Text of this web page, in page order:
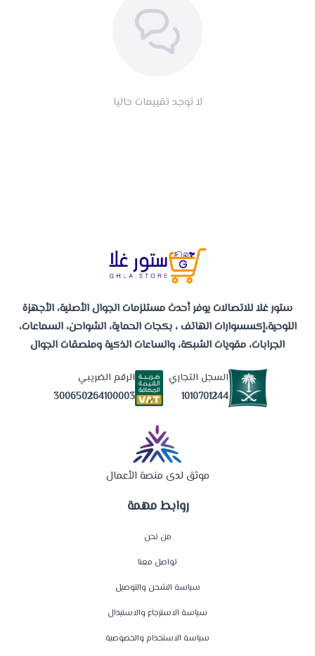
لا توجد تقييمات حاليا
روابط مهمة
من نحن
تواصل معنا
سياسة الشحن والتوصيل
سياسة الاسترجاع والاستبدال
سياسة الاستخدام والخصوصية
ستور غلا للاتصالات يوفر أحدث مستلزمات الجوال الأصلية، الأجهزة
اللوحية،إكسسوارات الهاتف ، بكجات الحماية، الشواحن، السماعات،
الجرابات، مقويات الشبكة، والساعات الذكية وملصقات الجوال
السجل التجاري
1010701244
الرقم الضريبي
300650264100003
موثق لدى منصة الأعمال